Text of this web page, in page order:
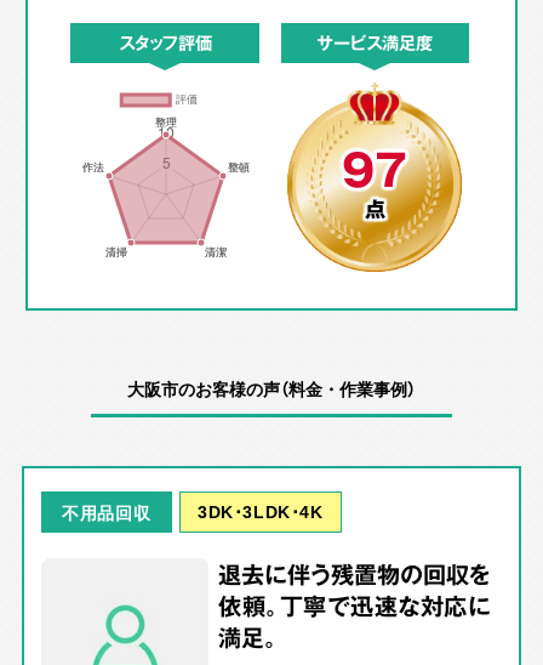
スタッフ評価 サービス満足度
97
点
大阪市のお客様の声（料金・作業事例）
不用品回収 3DK･3LDK･4K
退去に伴う残置物の回収を
依頼。丁寧で迅速な対応に
満足。